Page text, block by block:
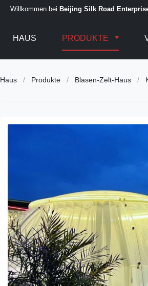
Willkommen bei Beijing Silk Road
HAUS PRODUKTE
Haus / Produkte / Blasen-Zelt-Haus /